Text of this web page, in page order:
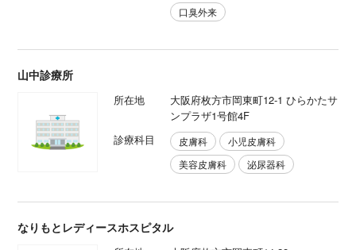
口臭外来
山中診療所
所在地
大阪府枚方市岡東町12-1 ひらかたサ
ンプラザ1号館4F
診療科目
皮膚科
小児皮膚科
美容皮膚科
泌尿器科
なりもとレディースホスピタル